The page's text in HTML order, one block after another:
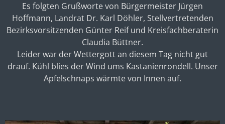
Es folgten Grußworte von Bürgermeister Jürgen
Hoffmann, Landrat Dr. Karl Döhler, Stellvertretenden
Bezirksvorsitzenden Günter Reif und Kreisfachberaterin
Claudia Büttner.
Leider war der Wettergott an diesem Tag nicht gut
drauf. Kühl blies der Wind ums Kastanienrondell. Unser
Apfelschnaps wärmte von Innen auf.